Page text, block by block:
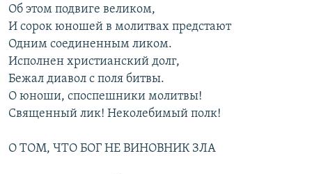
Об этом подвиге великом,
И сорок юношей в молитвах предстают
Одним соединенным ликом.
Исполнен христианский долг,
Бежал диавол с поля битвы.
О юноши, споспешники молитвы!
Священный лик! Неколебимый полк!
О ТОМ, ЧТО БОГ НЕ ВИНОВНИК ЗЛА